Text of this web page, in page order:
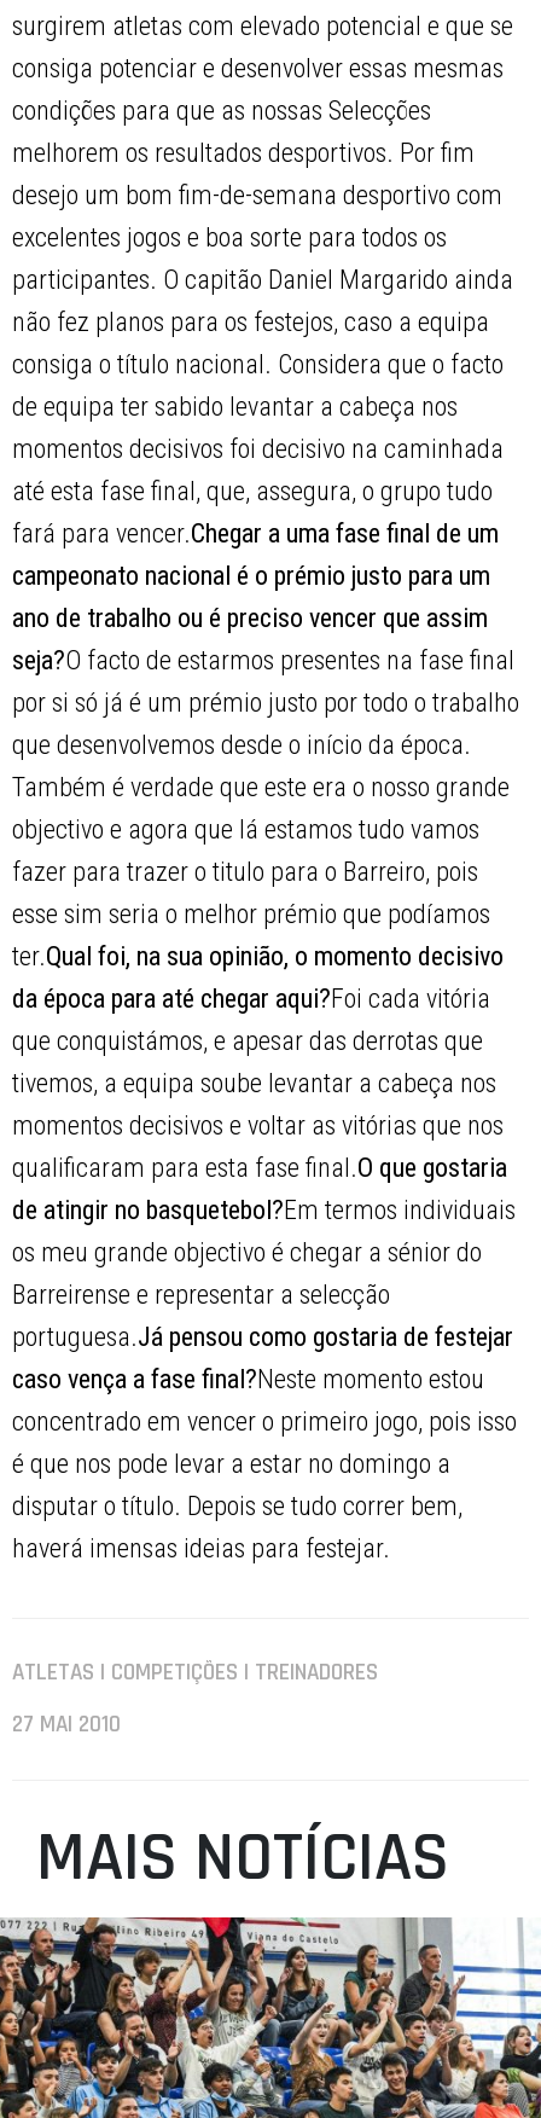
surgirem atletas com elevado potencial e que se
consiga potenciar e desenvolver essas mesmas
condições para que as nossas Selecções
melhorem os resultados desportivos. Por fim
desejo um bom fim-de-semana desportivo com
excelentes jogos e boa sorte para todos os
participantes. O capitão Daniel Margarido ainda
não fez planos para os festejos, caso a equipa
consiga o título nacional. Considera que o facto
de equipa ter sabido levantar a cabeça nos
momentos decisivos foi decisivo na caminhada
até esta fase final, que, assegura, o grupo tudo
fará para vencer.Chegar a uma fase final de um
campeonato nacional é o prémio justo para um
ano de trabalho ou é preciso vencer que assim
seja?O facto de estarmos presentes na fase final
por si só já é um prémio justo por todo o trabalho
que desenvolvemos desde o início da época.
Também é verdade que este era o nosso grande
objectivo e agora que lá estamos tudo vamos
fazer para trazer o titulo para o Barreiro, pois
esse sim seria o melhor prémio que podíamos
ter.Qual foi, na sua opinião, o momento decisivo
da época para até chegar aqui?Foi cada vitória
que conquistámos, e apesar das derrotas que
tivemos, a equipa soube levantar a cabeça nos
momentos decisivos e voltar as vitórias que nos
qualificaram para esta fase final.O que gostaria
de atingir no basquetebol?Em termos individuais
os meu grande objectivo é chegar a sénior do
Barreirense e representar a selecção
portuguesa.Já pensou como gostaria de festejar
caso vença a fase final?Neste momento estou
concentrado em vencer o primeiro jogo, pois isso
é que nos pode levar a estar no domingo a
disputar o título. Depois se tudo correr bem,
haverá imensas ideias para festejar.
ATLETAS | COMPETIÇÕES | TREINADORES
27 MAI 2010
MAIS NOTÍCIAS